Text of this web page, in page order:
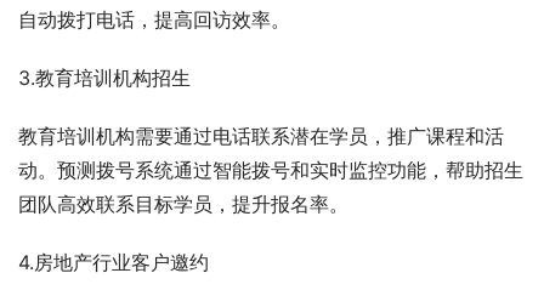
自动拨打电话，提高回访效率。
3.教育培训机构招生
教育培训机构需要通过电话联系潜在学员，推广课程和活
动。预测拨号系统通过智能拨号和实时监控功能，帮助招生
团队高效联系目标学员，提升报名率。
4.房地产行业客户邀约